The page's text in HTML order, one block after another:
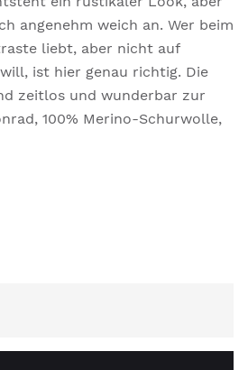
angenehm weich an. Wer beim
liebt, aber nicht auf
ist hier genau richtig. Die
zeitlos und wunderbar zur
100% Merino-Schurwolle,